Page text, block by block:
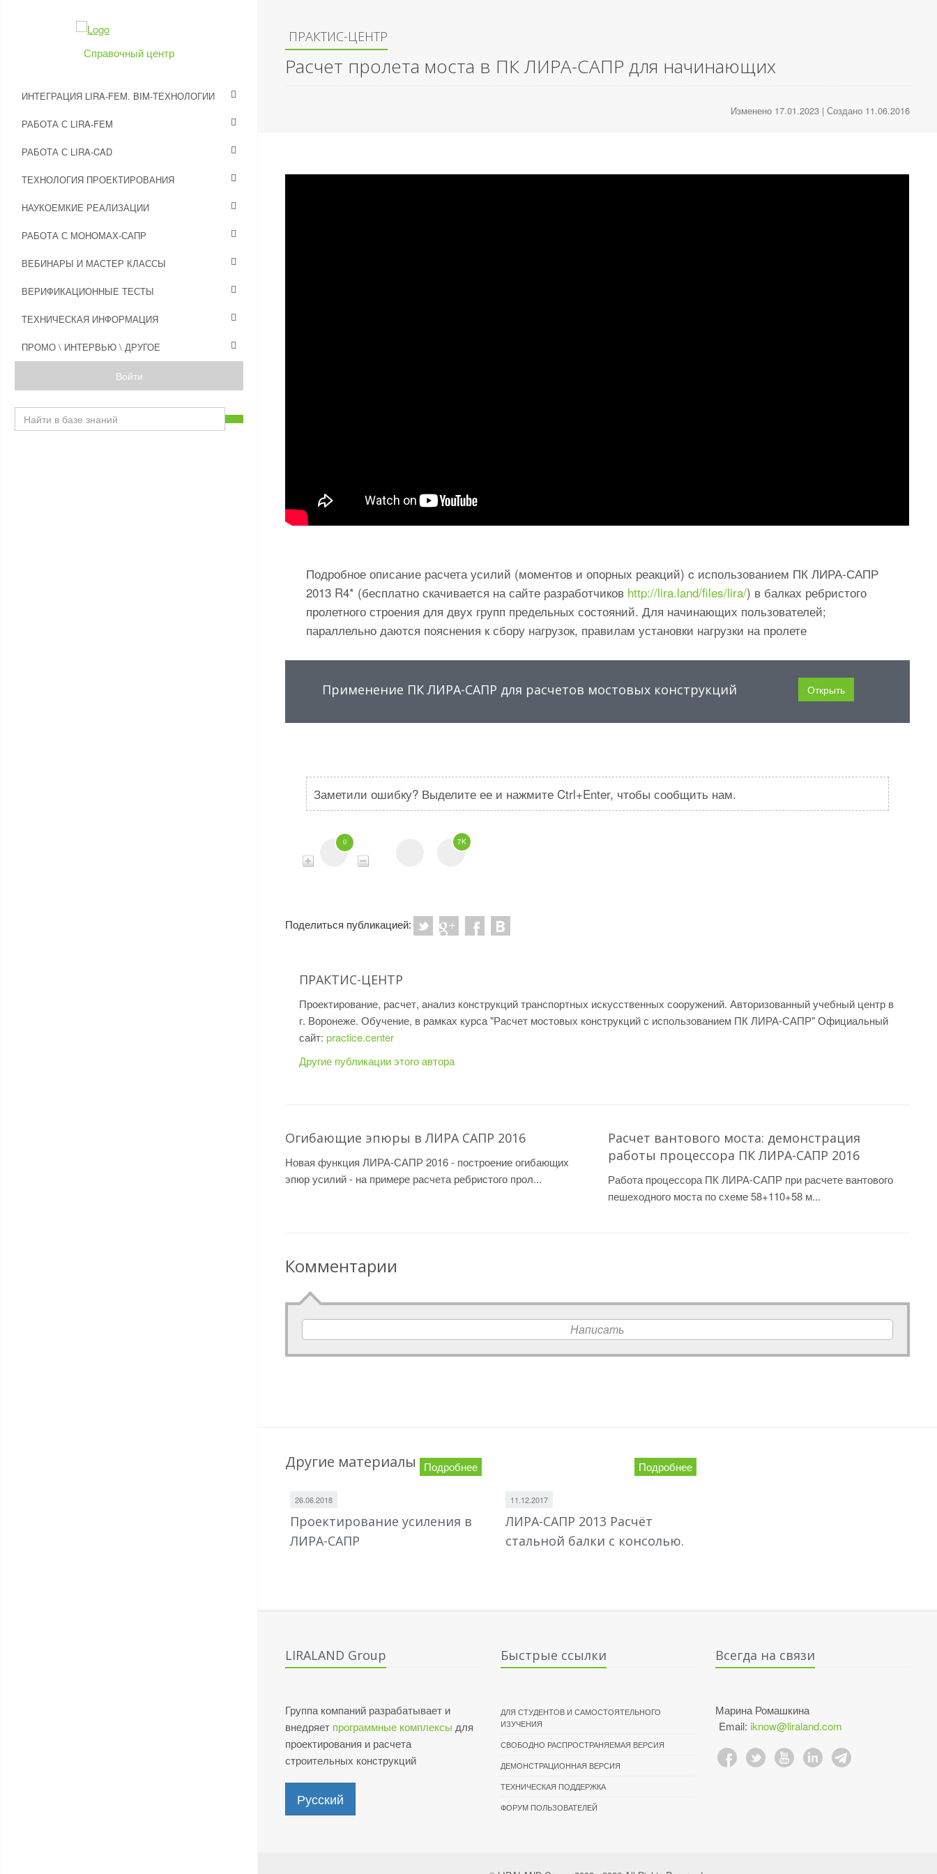
Справочный центр
ИНТЕГРАЦИЯ LIRA-FEM. BIM-ТЕХНОЛОГИИ
РАБОТА С LIRA-FEM
РАБОТА С LIRA-CAD
ТЕХНОЛОГИЯ ПРОЕКТИРОВАНИЯ
НАУКОЕМКИЕ РЕАЛИЗАЦИИ
РАБОТА С МОНОМАХ-САПР
ВЕБИНАРЫ И МАСТЕР КЛАССЫ
ВЕРИФИКАЦИОННЫЕ ТЕСТЫ
ТЕХНИЧЕСКАЯ ИНФОРМАЦИЯ
ПРОМО \ ИНТЕРВЬЮ \ ДРУГОЕ
Войти
ПРАКТИС-ЦЕНТР
Расчет пролета моста в ПК ЛИРА-САПР для начинающих
Изменено 17.01.2023 | Создано 11.06.2016
Подробное описание расчета усилий (моментов и опорных реакций) c использованием ПК ЛИРА-САПР
2013 R4* (бесплатно скачивается на сайте разработчиков http://lira.land/files/lira/) в балках ребристого
пролетного строения для двух групп предельных состояний. Для начинающих пользователей;
параллельно даются пояснения к сбору нагрузок, правилам установки нагрузки на пролете
Применение ПК ЛИРА-САПР для расчетов мостовых конструкций Открыть
Заметили ошибку? Выделите ее и нажмите Ctrl+Enter, чтобы сообщить нам.
0 7K
Поделиться публикацией:
ПРАКТИС-ЦЕНТР
Проектирование, расчет, анализ конструкций транспортных искусственных сооружений. Авторизованный учебный центр в
г. Воронеже. Обучение, в рамках курса "Расчет мостовых конструкций с использованием ПК ЛИРА-САПР" Официальный
сайт:practice.center
Другие публикации этого автора
Огибающие эпюры в ЛИРА САПР 2016
Новая функция ЛИРА-САПР 2016 - построение огибающих
эпюр усилий - на примере расчета ребристого прол...
Расчет вантового моста: демонстрация
работы процессора ПК ЛИРА-САПР 2016
Работа процессора ПК ЛИРА-САПР при расчете вантового
пешеходного моста по схеме 58+110+58 м...
Комментарии
Написать
Другие материалы Подробнее
26.06.2018
Проектирование усиления в
ЛИРА-САПР
Подробнее
11.12.2017
ЛИРА-САПР 2013 Расчёт
стальной балки с консолью.
LIRALAND Group
Группа компаний разрабатывает и
внедряет программные комплексы для
проектирования и расчета
строительных конструкций
Русский
Быстрые ссылки
ДЛЯ СТУДЕНТОВ И САМОСТОЯТЕЛЬНОГО
ИЗУЧЕНИЯ
СВОБОДНО РАСПРОСТРАНЯЕМАЯ ВЕРСИЯ
ДЕМОНСТРАЦИОННАЯ ВЕРСИЯ
ТЕХНИЧЕСКАЯ ПОДДЕРЖКА
ФОРУМ ПОЛЬЗОВАТЕЛЕЙ
Всегда на связи
Марина Ромашкина
Email: iknow@liraland.com